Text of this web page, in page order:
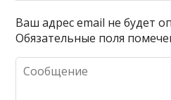
Ваш адрес email не будет
Обязательные поля